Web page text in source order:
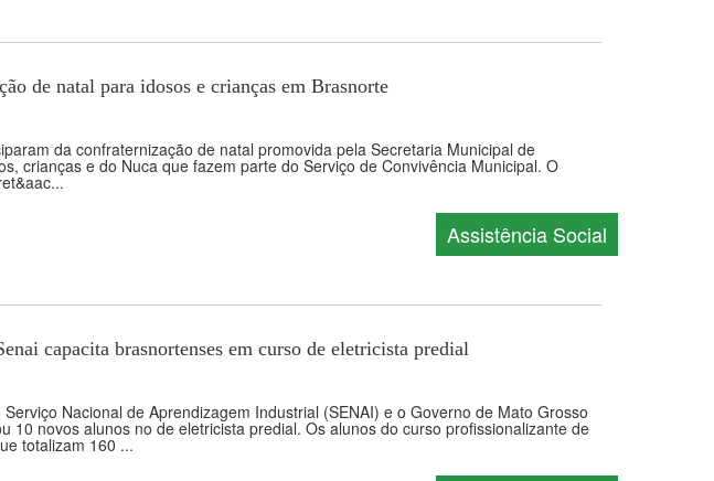
de natal para idosos e crianças em Brasnorte
da confraternização de natal promovida pela Secretaria Municipal de
crianças e do Nuca que fazem parte do Serviço de Convivência Municipal. O
Assistência Social
capacita brasnortenses em curso de eletricista predial
Nacional de Aprendizagem Industrial (SENAI) e o Governo de Mato Grosso
10 novos alunos no de eletricista predial. Os alunos do curso profissionalizante de
totalizam 160 ...